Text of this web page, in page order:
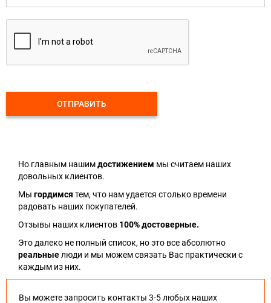
ОТПРАВИТЬ
Но главным нашимдостижением мы считаем наших
довольных клиентов.
Мы гордимся тем, что нам удается столько времени
радовать наших покупателей.
Отзывы наших клиентов 100% достоверные.
Это далеко не полный список, но это все абсолютно
реальныелюди и мы можем связать Вас практически с
каждым из них.
Вы можете запросить контакты 3-5 любых наших